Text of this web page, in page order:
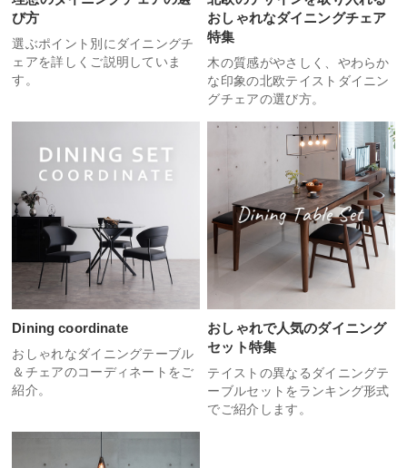
び方
選ぶポイント別にダイニングチ
ェアを詳しくご説明していま
す。
おしゃれなダイニングチェア
特集
木の質感がやさしく、やわらか
な印象の北欧テイストダイニン
グチェアの選び方。
Dining coordinate
おしゃれなダイニングテーブル
＆チェアのコーディネートをご
紹介。
おしゃれで人気のダイニング
セット特集
テイストの異なるダイニングテ
ーブルセットをランキング形式
でご紹介します。